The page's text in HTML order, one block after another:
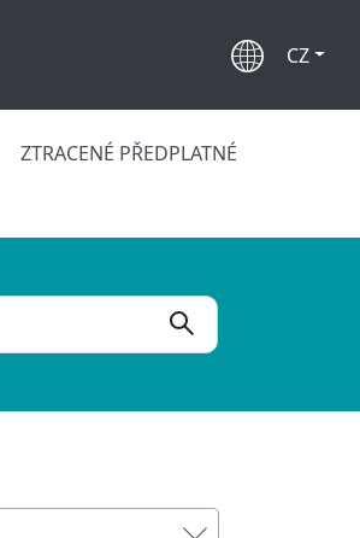
CZ
ZTRACENÉ PŘEDPLATNÉ